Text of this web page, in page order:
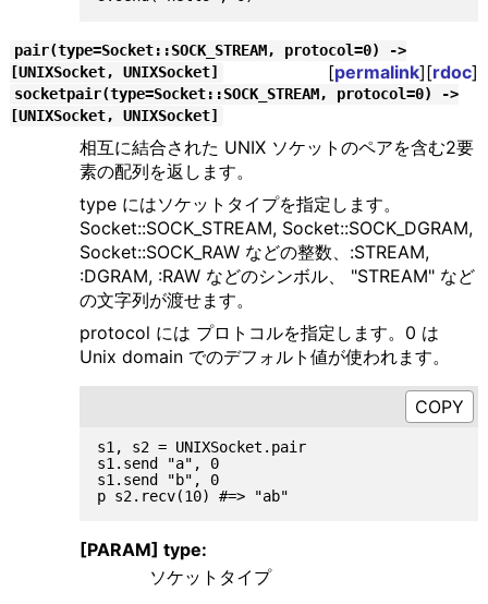
pair(type=Socket::SOCK_STREAM, protocol=0) ->
[UNIXSocket, UNIXSocket]
[permalink][rdoc]
socketpair(type=Socket::SOCK_STREAM, protocol=0) ->
[UNIXSocket, UNIXSocket]
相互に結合された UNIX ソケットのペアを含む2要
素の配列を返します。
type にはソケットタイプを指定します。
Socket::SOCK_STREAM, Socket::SOCK_DGRAM,
Socket::SOCK_RAW などの整数、:STREAM,
:DGRAM, :RAW などのシンボル、 "STREAM" など
の文字列が渡せます。
protocol には プロトコルを指定します。0 は
Unix domain でのデフォルト値が使われます。
s1, s2 = UNIXSocket.pair
s1.send "a", 0
s1.send "b", 0
[PARAM] type:
ソケットタイプ